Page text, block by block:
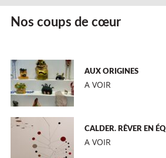
Nos coups de cœur
AUX ORIGINES
A VOIR
CALDER. RÊVER EN
A VOIR